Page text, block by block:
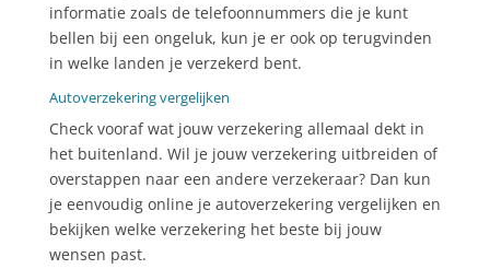
informatie zoals de telefoonnummers die je kunt
bellen bij een ongeluk, kun je er ook op terugvinden
in welke landen je verzekerd bent.
Autoverzekering vergelijken
Check vooraf wat jouw verzekering allemaal dekt in
het buitenland. Wil je jouw verzekering uitbreiden of
overstappen naar een andere verzekeraar? Dan kun
je eenvoudig online je autoverzekering vergelijken en
bekijken welke verzekering het beste bij jouw
wensen past.